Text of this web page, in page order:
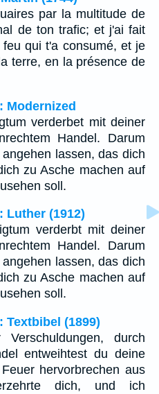
par la multitude de
de ton trafic; et j'ai fait
qui t'a consumé, et je
terre, en la présence de
Modernized
verderbet mit deiner
Handel. Darum
lassen, das dich
zu Asche machen auf
soll.
Luther (1912)
verderbt mit deiner
Handel. Darum
lassen, das dich
zu Asche machen auf
soll.
Textbibel (1899)
durch
entweihtest du deine
hervorbrechen aus
dich, und ich